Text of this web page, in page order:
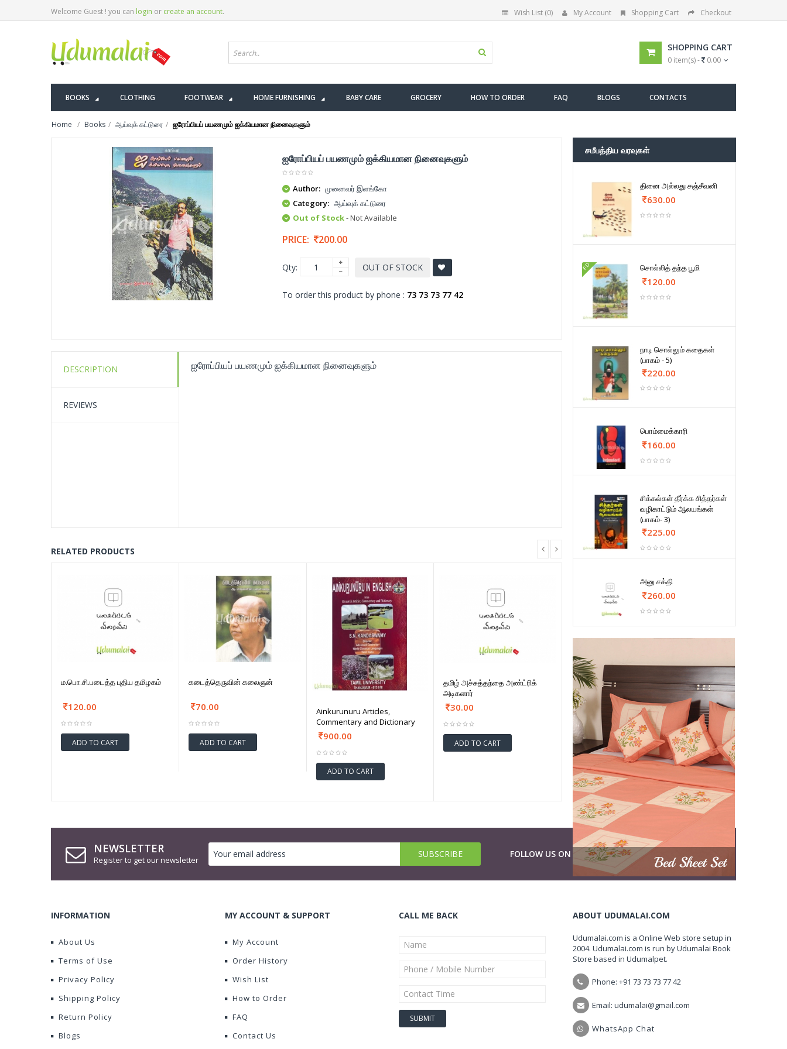
Welcome Guest ! you can login or create an account. Wish List (0) My Account Shopping Cart Checkout
SHOPPING CART
0 item(s) - 0.00
BOOKS CLOTHING FOOTWEAR HOME FURNISHING BABY CARE GROCERY HOW TO ORDER FAQ BLOGS CONTACTS
Home Books ஆய்வுக் கட்டுரை ஐரோப்பியப் பயணமும் ஐக்கியமான நினைவுகளும்
ஐரோப்பியப் பயணமும் ஐக்கியமான நினைவுகளும்
Author: முனைவர் இளங்கோ
Category: ஆய்வுக் கட்டுரை
Out of Stock- Not Available
PRICE: 200.00
Qty: OUT OF STOCK
To order this product by phone : 73 73 73 77 42
DESCRIPTION
REVIEWS
ஐரோப்பியப் பயணமும் ஐக்கியமான நினைவுகளும்
RELATED PRODUCTS
ம.பொ.சி.படைத்த புதிய தமிழகம்
120.00
ADD TO CART
கடைத்தெருவின் கலைஞன்
70.00
ADD TO CART
Ainkurunuru Articles,
Commentary and Dictionary
900.00
ADD TO CART
தமிழ் அச்சுத்தந்தை அண்ட்ரிக்
அடிகளார்
30.00
ADD TO CART
சமீபத்திய வரவுகள்
தினை அல்லது சஞ்சீவனி
630.00
FD சொல்லித் தந்த பூமி
120.00
நாடி சொல்லும் கதைகள்
(பாகம் - 5)
220.00
பொம்மைக்காரி
160.00
சிக்கல்கள் தீர்க்க சித்தர்கள்
வழிகாட்டும் ஆலயங்கள்
(பாகம்- 3)
225.00
அனு சக்தி
260.00
NEWSLETTER
Register to get our newsletter
FOLLOW US ON
INFORMATION
About Us
Terms of Use
Privacy Policy
Shipping Policy
Return Policy
Blogs
MY ACCOUNT & SUPPORT
My Account
Order History
Wish List
How to Order
FAQ
Contact Us
CALL ME BACK ABOUT UDUMALAI.COM
Udumalai.com is a Online Web store setup in
2004. Udumalai.com is run by Udumalai Book
Store based in Udumalpet.
Phone: +91 73 73 73 77 42
Email: udumalai@gmail.com
WhatsApp Chat